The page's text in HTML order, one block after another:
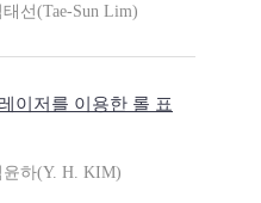
태선(Tae-Sun Lim)
이저를 이용한 롤 표
윤하(Y. H. KIM)